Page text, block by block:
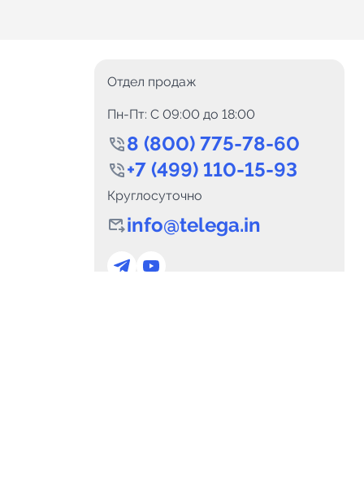
Отдел продаж
Пн-Пт: C 09:00 до 18:00
8 (800) 775-78-60
+7 (499) 110-15-93
Круглосуточно
info@telega.in